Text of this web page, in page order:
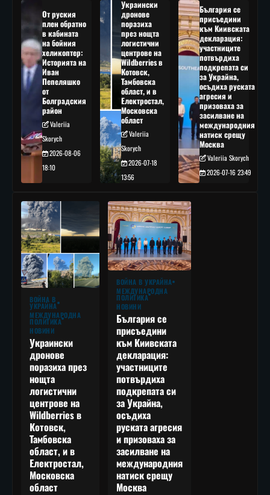
От руския
плен обратно
в кабината
на бойния
хеликоптер:
Историята на
Иван
Пепеляшко
от
Болградския
район
Valeriia
Skorych
2026-08-06
18:10
Украински
дронове
поразиха
през нощта
логистични
центрове на
Wildberries в
Котовск,
Тамбовска
област, и в
Електростал,
Московска
област
Valeriia
Skorych
2026-07-18
13:56
България се
присъедини
към Киивската
декларация:
участниците
потвърдиха
подкрепата си
за Украйна,
осъдиха руската
агресия и
призоваха за
засилване на
международния
натиск срещу
Москва
Valeriia Skorych
2026-07-16 23:49
ВОЙНА В
УКРАЙНА
МЕЖДУНАРОДНА
ПОЛИТИКА
НОВИНИ
Украински
дронове
поразиха през
нощта
логистични
центрове на
Wildberries в
Котовск,
Тамбовска
област, и в
Електростал,
Московска
област
ВОЙНА В УКРАЙНА
МЕЖДУНАРОДНА
ПОЛИТИКА
НОВИНИ
България се
присъедини
към Киивската
декларация:
участниците
потвърдиха
подкрепата си
за Украйна,
осъдиха
руската агресия
и призоваха за
засилване на
международния
натиск срещу
Москва